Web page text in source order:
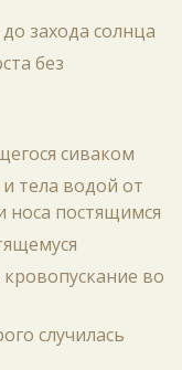
захода солнца
без
сиваком
тела водой от
постящимся
во
случилась